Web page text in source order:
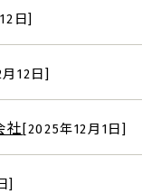
日]
12日]
社[2025年12月1日]
]